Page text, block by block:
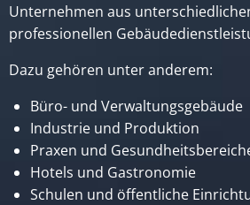
Unternehmen aus
professionellen
Dazu gehören unter anderem:
Büro- und Verwaltungsgebäude
Industrie und Produktion
Praxen und
Hotels und Gastronomie
Schulen und öffentliche